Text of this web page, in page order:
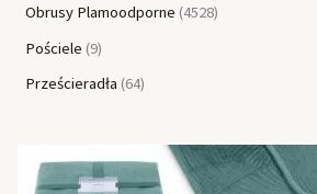
Obrusy Plamoodporne 4528
Pościele 9
Prześcieradła 64